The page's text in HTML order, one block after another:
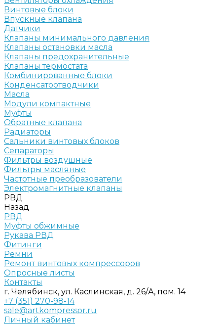
Винтовые блоки
Впускные клапана
Датчики
Клапаны минимального давления
Клапаны остановки масла
Клапаны предохранительные
Клапаны термостата
Комбинированные блоки
Конденсатоотводчики
Масла
Модули компактные
Муфты
Обратные клапана
Радиаторы
Сальники винтовых блоков
Сепараторы
Фильтры воздушные
Фильтры масляные
Частотные преобразователи
Электромагнитные клапаны
РВД
Назад
РВД
Муфты обжимные
Рукава РВД
Фитинги
Ремни
Ремонт винтовых компрессоров
Опросные листы
Контакты
г. Челябинск, ул. Каслинская, д. 26/А, пом. 14
+7 (351) 270-98-14
sale@artkompressor.ru
Личный кабинет